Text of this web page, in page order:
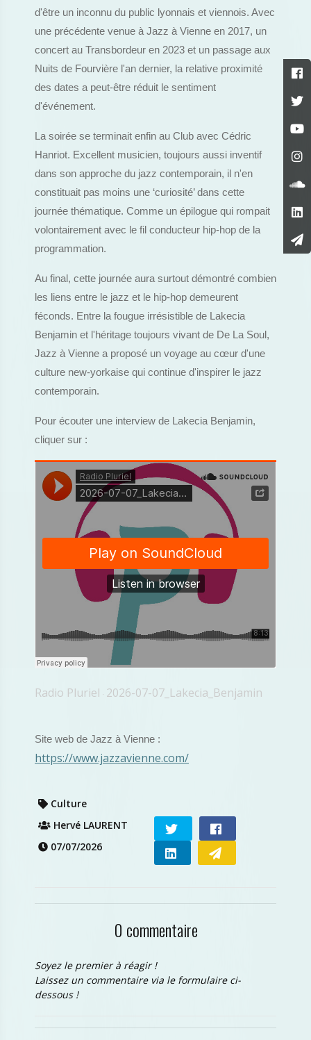
d'être un inconnu du public lyonnais et viennois. Avec
une précédente venue à Jazz à Vienne en 2017, un
concert au Transbordeur en 2023 et un passage aux
Nuits de Fourvière l'an dernier, la relative proximité
des dates a peut-être réduit le sentiment
d'événement.
La soirée se terminait enfin au Club avec Cédric
Hanriot. Excellent musicien, toujours aussi inventif
dans son approche du jazz contemporain, il n'en
constituait pas moins une ‘curiosité’ dans cette
journée thématique. Comme un épilogue qui rompait
volontairement avec le fil conducteur hip-hop de la
programmation.
Au final, cette journée aura surtout démontré combien
les liens entre le jazz et le hip-hop demeurent
féconds. Entre la fougue irrésistible de Lakecia
Benjamin et l'héritage toujours vivant de De La Soul,
Jazz à Vienne a proposé un voyage au cœur d'une
culture new-yorkaise qui continue d'inspirer le jazz
contemporain.
Pour écouter une interview de Lakecia Benjamin,
cliquer sur :
Radio Pluriel · 2026-07-07_Lakecia_Benjamin
Site web de Jazz à Vienne :
https://www.jazzavienne.com/
Culture
Hervé LAURENT
07/07/2026
0 commentaire
Soyez le premier à réagir !
Laissez un commentaire via le formulaire ci-
dessous !